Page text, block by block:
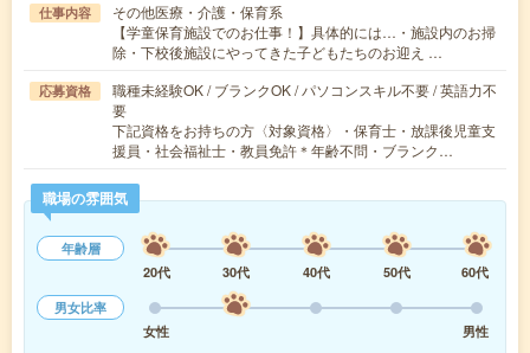
仕事内容
その他医療・介護・保育系
【学童保育施設でのお仕事！】具体的には…・施設内のお掃
除・下校後施設にやってきた子どもたちのお迎え …
応募資格
職種未経験OK / ブランクOK / パソコンスキル不要 / 英語力不
要
下記資格をお持ちの方〈対象資格〉・保育士・放課後児童支
援員・社会福祉士・教員免許＊年齢不問・ブランク…
職場の雰囲気
年齢層
20代
30代 40代 50代
60代
男女比率
女性
男性